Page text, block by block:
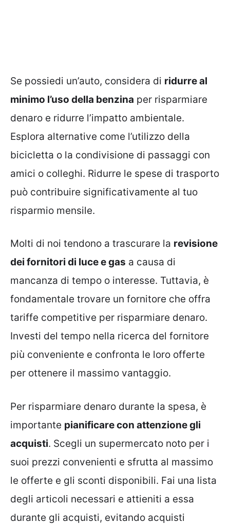
Se possiedi un’auto, considera di ridurre al
minimo l’uso della benzina per risparmiare
denaro e ridurre l’impatto ambientale.
Esplora alternative come l’utilizzo della
bicicletta o la condivisione di passaggi con
amici o colleghi. Ridurre le spese di trasporto
può contribuire significativamente al tuo
risparmio mensile.
Molti di noi tendono a trascurare la revisione
dei fornitori di luce e gas a causa di
mancanza di tempo o interesse. Tuttavia, è
fondamentale trovare un fornitore che offra
tariffe competitive per risparmiare denaro.
Investi del tempo nella ricerca del fornitore
più conveniente e confronta le loro offerte
per ottenere il massimo vantaggio.
Per risparmiare denaro durante la spesa, è
importante pianificare con attenzione gli
acquisti. Scegli un supermercato noto per i
suoi prezzi convenienti e sfrutta al massimo
le offerte e gli sconti disponibili. Fai una lista
degli articoli necessari e attieniti a essa
durante gli acquisti, evitando acquisti